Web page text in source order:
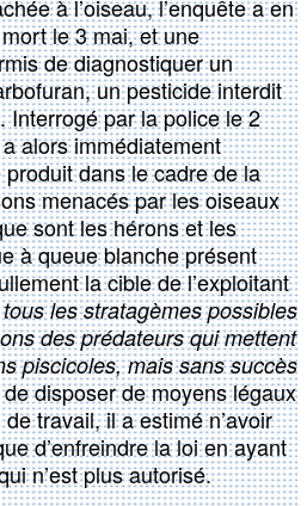
à l’oiseau, l’enquête a en
le 3 mai, et une
de diagnostiquer un
un pesticide interdit
Interrogé par la police le 2
alors immédiatement
dans le cadre de la
menacés par les oiseaux
sont les hérons et les
à queue blanche présent
la cible de l’exploitant
les stratagèmes possibles
des prédateurs qui mettent
piscicoles, mais sans succès
disposer de moyens légaux
travail, il a estimé n’avoir
d’enfreindre la loi en ayant
n’est plus autorisé.